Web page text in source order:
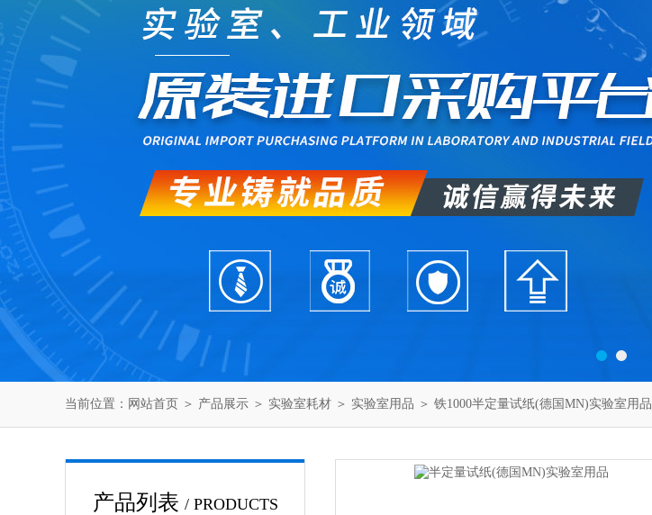
当前位置： 网站首页 ＞ 产品展示 ＞ 实验室耗材 ＞ 实验室用品 ＞ 铁1000半定量试纸(德国MN)实验室用品
产品列表 / PRODUCTS